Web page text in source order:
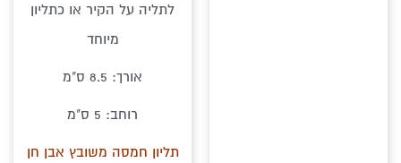
לתליה על הקיר או כתליון
מיוחד
אורך: 8.5 ס"מ
רוחב: 5 ס"מ
תליון חמסה משובץ אבן חן